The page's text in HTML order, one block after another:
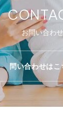
お問い合わせ
問い合わせはこ